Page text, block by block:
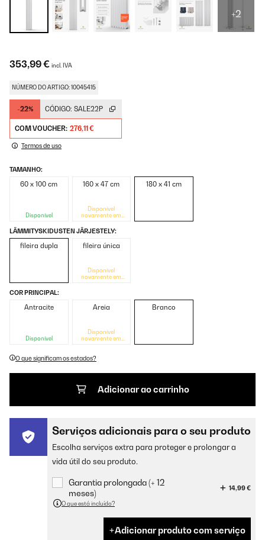
+2
353,99 € incl. IVA
NÚMERO DO ARTIGO: 10045415
-22% CÓDIGO: SALE22P
COM VOUCHER: 276,11 €
Termos de uso
TAMANHO:
60 x 100 cm
Disponível
160 x 47 cm
Disponível
novamente em
180 x 41 cm
LÄMMITYSKIDUSTEN JÄRJESTELY:
fileira dupla fileira única
Disponível
novamente em
COR PRINCIPAL:
Antracite
Disponível
Areia
Disponível
novamente em
Branco
O que significam os estados?
Adicionar ao carrinho
Serviços adicionais para o seu produto
Escolha serviços extra para proteger e prolongar a
vida útil do seu produto.
Garantia prolongada (+ 12
meses)
14,99 €
O que está incluído?
Adicionar produto com serviço